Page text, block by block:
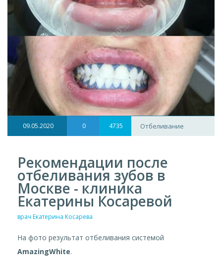
09.05.2020 0 4735 Отбеливание
Рекомендации после
отбеливания зубов в
Москве - клиника
Екатерины Косаревой
врач Екатерина Косарева
На фото результат отбеливания системой
AmazingWhite.